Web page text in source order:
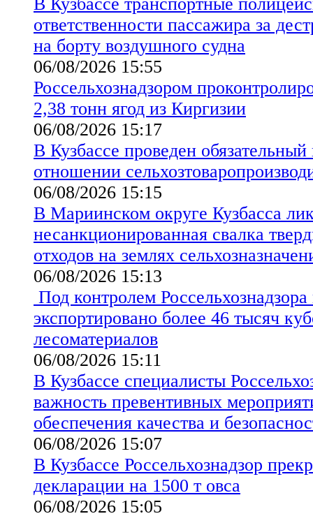
ответственности пассажира за
на борту воздушного судна
06/08/2026 15:55
Россельхознадзором
2,38 тонн ягод из Киргизии
06/08/2026 15:17
В Кузбассе проведен
отношении
06/08/2026 15:15
В Мариинском округе Кузбасса
несанкционированная свалка
отходов на землях
06/08/2026 15:13
Под контролем Россельхознадзора
экспортировано более 46 тысяч
лесоматериалов
06/08/2026 15:11
В Кузбассе специалисты
важность превентивных
обеспечения качества и
06/08/2026 15:07
В Кузбассе Россельхознадзор
декларации на 1500 т овса
06/08/2026 15:05